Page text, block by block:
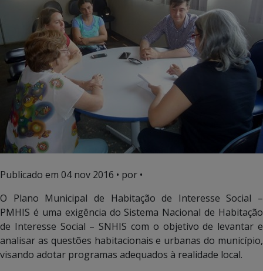
Publicado em 04 nov 2016 • por •
O Plano Municipal de Habitação de Interesse Social –
PMHIS é uma exigência do Sistema Nacional de Habitação
de Interesse Social – SNHIS com o objetivo de levantar e
analisar as questões habitacionais e urbanas do município,
visando adotar programas adequados à realidade local.